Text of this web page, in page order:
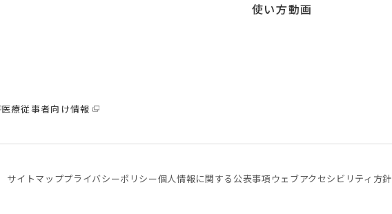
使い方動画
医療従事者向け情報
サイトマッププライバシーポリシー個⼈情報に関する公表事項 ウェブアクセシビリティ方針